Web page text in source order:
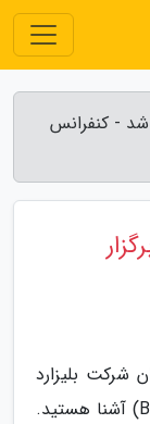
برگزار نخواهد شد - کنفرانس
نمایشگاه بلیزکان 2024 برگزار
شرکت بلیزارد
(Blizzard) باشید قطعاً با بلیزکان (Blizzcon) آشنا هستید.